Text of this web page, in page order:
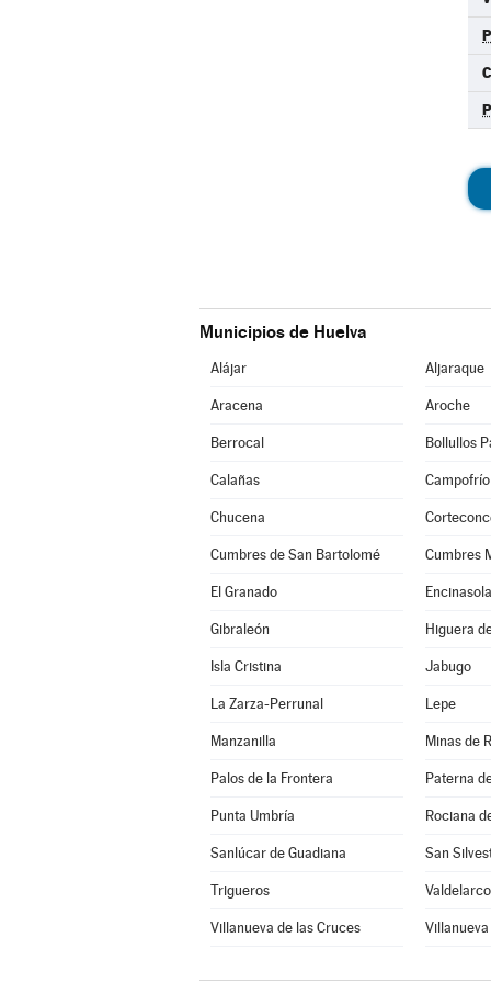
Municipios de Huelva
Alájar Aljaraque
Aracena Aroche
Berrocal Bollullos
Calañas Campofrío
Chucena
Cumbres de San Bartolomé Cumbres
El Granado Encinasola
Gibraleón Higuera
Isla Cristina Jabugo
La Zarza-Perrunal Lepe
Manzanilla Minas de
Palos de la Frontera Paterna
Punta Umbría Rociana
Sanlúcar de Guadiana San
Trigueros Valdelarco
Villanueva de las Cruces